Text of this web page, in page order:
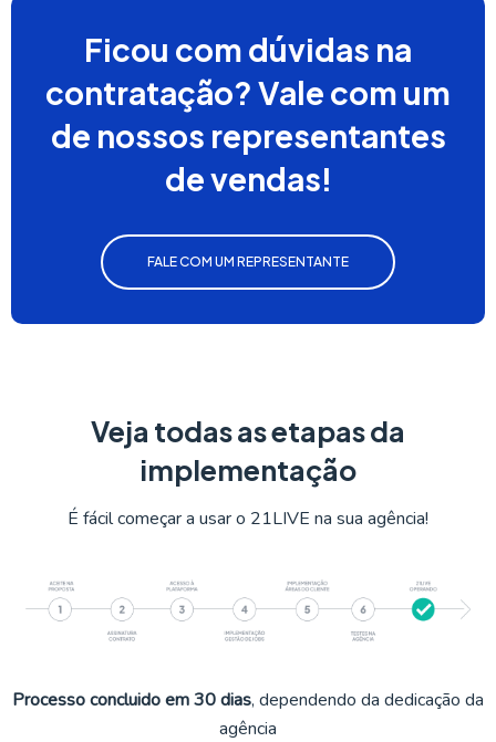
Ficou com dúvidas na
contratação? Vale com um
de nossos representantes
de vendas!
FALE COM UM REPRESENTANTE
Veja todas as etapas da
implementação
É fácil começar a usar o 21LIVE na sua agência!
Processo concluido em 30 dias, dependendo da dedicação da
agência